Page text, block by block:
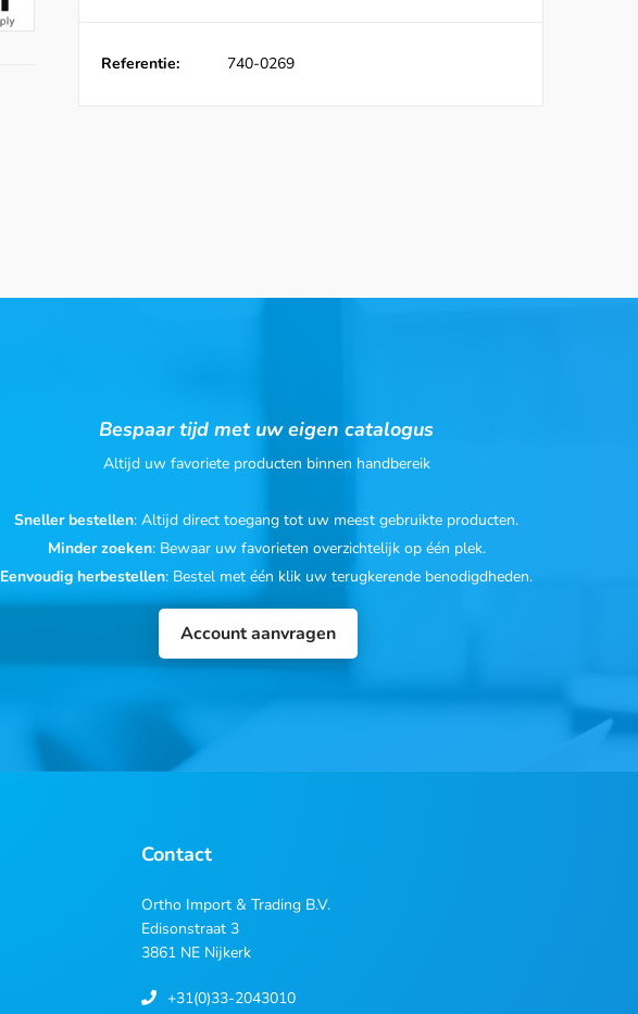
Referentie: 740-0269
Bespaar tijd met uw eigen catalogus
Altijd uw favoriete producten binnen handbereik
Sneller bestellen: Altijd direct toegang tot uw meest gebruikte producten.
Minder zoeken: Bewaar uw favorieten overzichtelijk op één plek.
Eenvoudig herbestellen: Bestel met één klik uw terugkerende benodigdheden.
Account aanvragen
Contact
Ortho Import & Trading B.V.
Edisonstraat 3
3861 NE Nijkerk
+31(0)33-2043010